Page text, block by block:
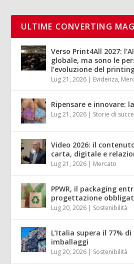
ULTIME CONVERTING
Verso Print4All 2027:
globale, ma sono le
l’evoluzione del
Lug 21, 2026 | Evidenza,
Ripensare e innovare:
Lug 21, 2026 | Storie di
Video 2026: il
carta, digitale e
Lug 21, 2026 | Mercato
PPWR, il packaging
progettazione
Lug 20, 2026 | Sostenibilità
L’Italia supera il 77%
imballaggi
Lug 20, 2026 | Sostenibilità